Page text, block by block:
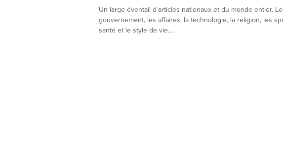
Un large éventail d´articles nationaux et du monde entier.
gouvernement, les affaires, la technologie, la religion, les
santé et le style de vie....